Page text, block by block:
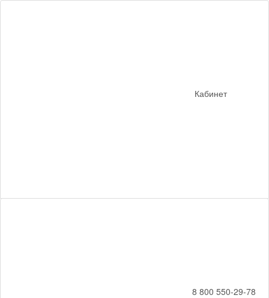
Кабинет
8 800 550-29-78